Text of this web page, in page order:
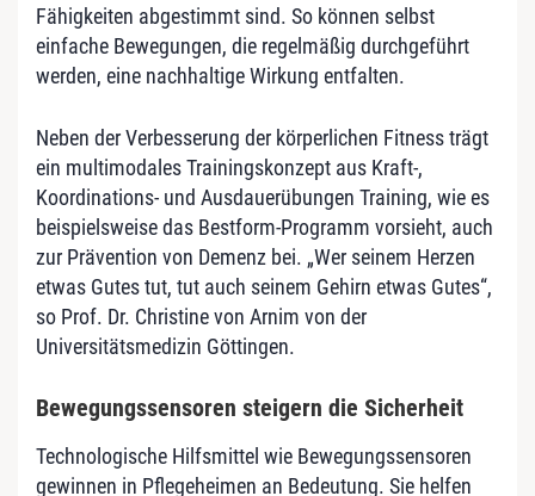
Fähigkeiten abgestimmt sind. So können selbst
einfache Bewegungen, die regelmäßig durchgeführt
werden, eine nachhaltige Wirkung entfalten.
Neben der Verbesserung der körperlichen Fitness trägt
ein multimodales Trainingskonzept aus Kraft-,
Koordinations- und Ausdauerübungen Training, wie es
beispielsweise das Bestform-Programm vorsieht, auch
zur Prävention von Demenz bei. „Wer seinem Herzen
etwas Gutes tut, tut auch seinem Gehirn etwas Gutes“,
so Prof. Dr. Christine von Arnim von der
Universitätsmedizin Göttingen.
Bewegungssensoren steigern die Sicherheit
Technologische Hilfsmittel wie Bewegungssensoren
gewinnen in Pflegeheimen an Bedeutung. Sie helfen